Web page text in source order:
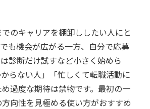
のキャリアを棚卸ししたい人にと
も機会が広がる一方、自分で応募
診断だけ試すなど小さく始めら
らない人」「忙しくて転職活動に
過度な期待は禁物です。最初の一
向性を見極める使い方がおすすめ